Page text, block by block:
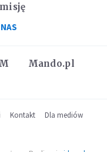
Mando.pl
Kontakt
Dla mediów